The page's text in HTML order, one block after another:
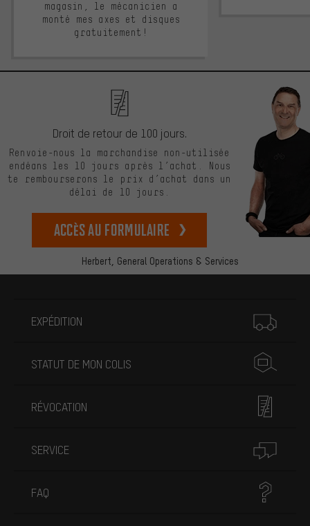
magasin, le mécanicien a
monté mes axes et disques
gratuitement!
Herbert, General Operations & Services
Droit de retour de 100 jours.
Renvoie-nous la marchandise non-utilisée
endéans les 10 jours après l’achat. Nous
te rembourserons le prix d’achat dans un
délai de 10 jours.
Accès au formulaire
EXPÉDITION
STATUT DE MON COLIS
RÉVOCATION
SERVICE
FAQ